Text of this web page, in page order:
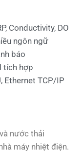
Conductivity, DO
ngôn ngữ
báo
tích hợp
Ethernet TCP/IP
nước thải
máy nhiệt điện.